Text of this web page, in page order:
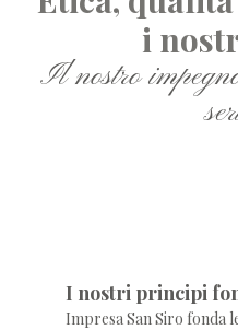
i
Il nostro
I nostri principi
Impresa San Siro fonda